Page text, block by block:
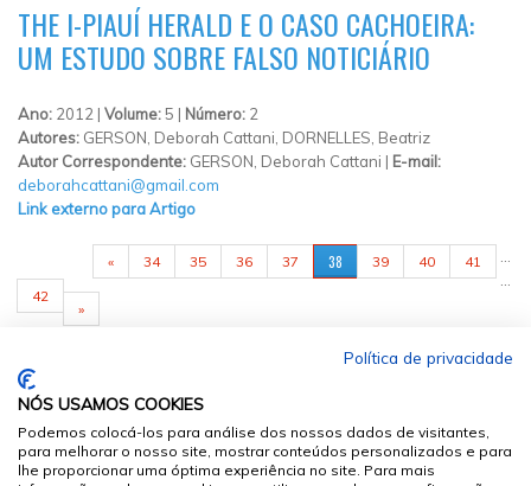
THE I-PIAUÍ HERALD E O CASO CACHOEIRA:
UM ESTUDO SOBRE FALSO NOTICIÁRIO
Ano: 2012 | Volume:5 | Número: 2
Autores: GERSON, Deborah Cattani, DORNELLES, Beatriz
Autor Correspondente: GERSON, Deborah Cattani | E-mail:
deborahcattani@gmail.com
Link externo para Artigo
PÁGINAS
« 34 35 36 37 38 39 40
41
42
»
Política de privacidade
NÓS USAMOS COOKIES
Podemos colocá-los para análise dos nossos dados de visitantes,
para melhorar o nosso site, mostrar conteúdos personalizados e para
lhe proporcionar uma óptima experiência no site. Para mais